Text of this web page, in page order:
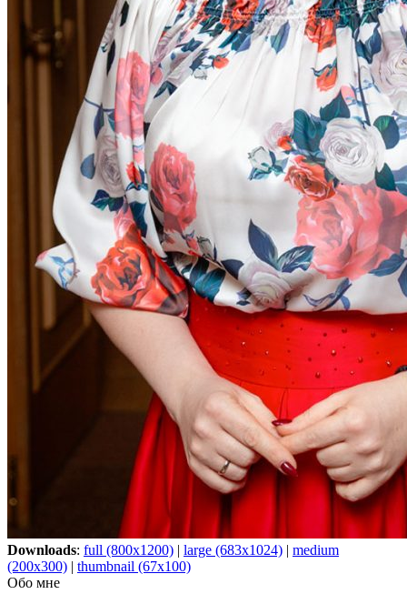
Downloads: full (800x1200) | large (683x1024) | medium
(200x300) | thumbnail (67x100)
Обо мне